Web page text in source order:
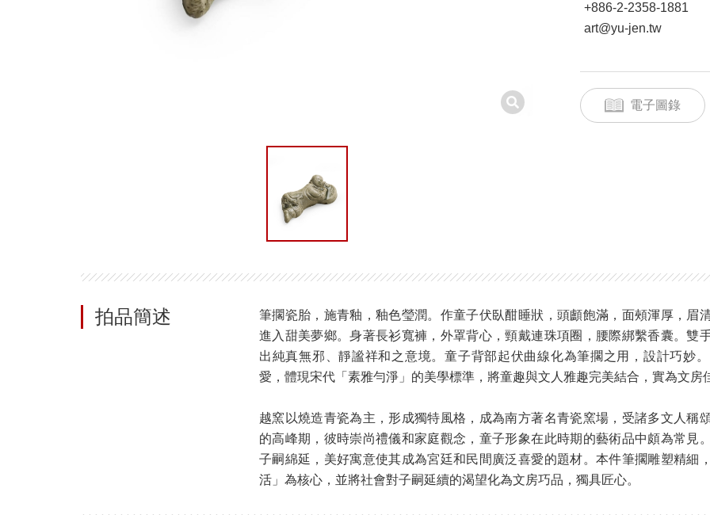
+886-2-2358-1881
art@yu-jen.tw
電子圖錄
拍品簡述
筆擱瓷胎，施青釉，釉色瑩潤。作童子伏臥酣睡狀，頭顱飽滿，面頰渾厚，眉
進入甜美夢鄉。身著長衫寬褲，外罩背心，頸戴連珠項圈，腰際綁繫香囊。雙
出純真無邪、靜謐祥和之意境。童子背部起伏曲線化為筆擱之用，設計巧妙
愛，體現宋代「素雅勻淨」的美學標準，將童趣與文人雅趣完美結合，實為文房
越窯以燒造青瓷為主，形成獨特風格，成為南方著名青瓷窯場，受諸多文人稱
的高峰期，彼時崇尚禮儀和家庭觀念，童子形象在此時期的藝術品中頗為常見
子嗣綿延，美好寓意使其成為宮廷和民間廣泛喜愛的題材。本件筆擱雕塑精細
活」為核心，並將社會對子嗣延續的渴望化為文房巧品，獨具匠心。